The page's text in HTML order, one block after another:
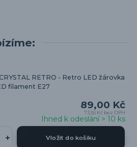
RETRO - Retro LED žárovka
filament E27
89,00 Kč
73,55 Kč bez DPH
Ihned k odeslání > 10 ks
Vložit do košíku